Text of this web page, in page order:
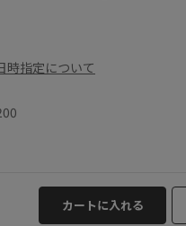
時指定について
カートに入れる